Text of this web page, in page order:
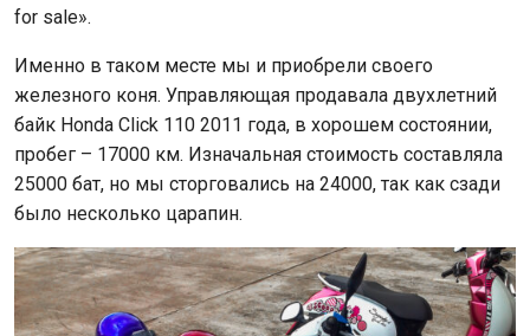
for sale».
Именно в таком месте мы и приобрели своего
железного коня. Управляющая продавала двухлетний
байк Honda Click 110 2011 года, в хорошем состоянии,
пробег – 17000 км. Изначальная стоимость составляла
25000 бат, но мы сторговались на 24000, так как сзади
было несколько царапин.